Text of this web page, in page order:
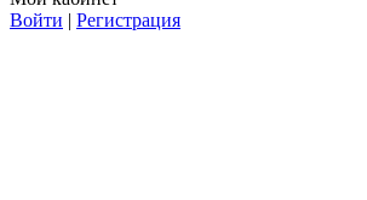
Войти | Регистрация